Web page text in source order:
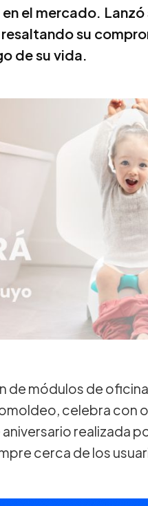
el mercado. Lanzó
su
de su vida.
de módulos de
celebra con
realizada
cerca de los